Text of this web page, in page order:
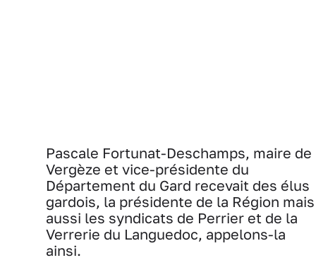
Pascale Fortunat-Deschamps, maire de
Vergèze et vice-présidente du
Département du Gard recevait des élus
gardois, la présidente de la Région mais
aussi les syndicats de Perrier et de la
Verrerie du Languedoc, appelons-la
ainsi.